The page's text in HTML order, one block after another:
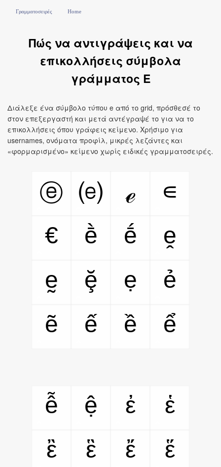
Γραμματοσειρές Home
Πώς να αντιγράψεις και να
επικολλήσεις σύμβολα
γράμματος E
Διάλεξε ένα σύμβολο τύπου e από το grid, πρόσθεσέ το
στον επεξεργαστή και μετά αντέγραψέ το για να το
επικολλήσεις όπου γράφεις κείμενο. Χρήσιμο για
usernames, ονόματα προφίλ, μικρές λεζάντες και
«φορμαρισμένο» κείμενο χωρίς ειδικές γραμματοσειρές.
ⓔ ⒠ ℯ
∊
€
ḕ ḗ
ḙ
ḛ
ḝ ẹ
ẻ
ẽ
ế ề ể
ễ ệ ἐ
ἑ
ἒ
ἓ ἔ
ἕ